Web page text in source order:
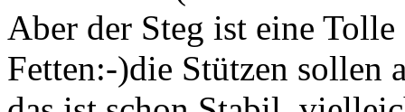
Aber der Steg ist eine
Fetten:-)die Stützen sollen